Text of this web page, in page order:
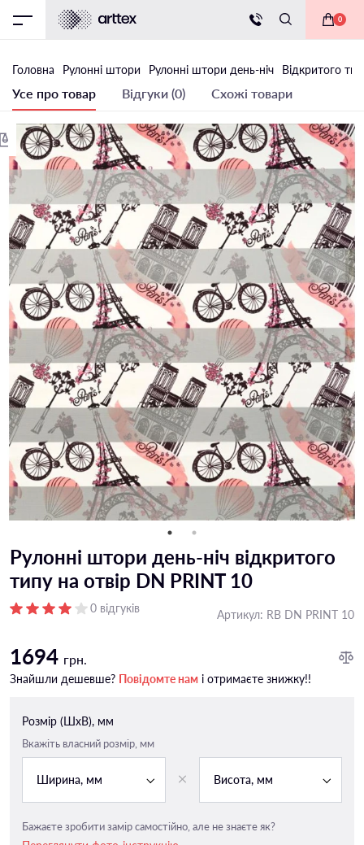
0
Головна Рулонні штори Рулонні штори день-ніч Відкритого
Усе про товар Відгуки (0) Схожі товари
Рулонні штори день-ніч відкритого
типу на отвір DN PRINT 10
0 відгуків Артикул: RB DN PRINT 10
1694 грн.
Знайшли дешевше? Повідомте нам і отримаєте знижку!!
Розмір (ШxВ), мм
Вкажіть власний розмір, мм
Ширина, мм Висота, мм
Бажаєте зробити замір самостійно, але не знаєте як?